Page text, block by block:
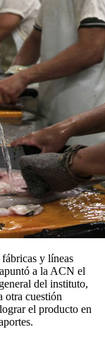
y líneas
a la ACN el
del instituto,
otra cuestión
el producto en